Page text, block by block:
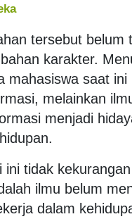
tersebut belum
karakter.
mahasiswa saat ini
melainkan
menjadi
ini tidak
ilmu belum
dalam